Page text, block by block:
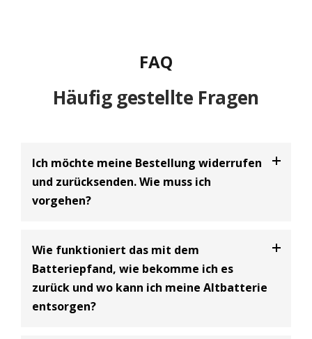
FAQ
Häufig gestellte Fragen
Ich möchte meine Bestellung widerrufen
und zurücksenden. Wie muss ich
vorgehen?
innerhalb von 30 Tagen zu widerrufen
zurückzusenden. Dabei handelt es sich um einen
freiwilligen Kundenservice der BIG Batterie-
Industrie-Germany GmbH und eine Ergänzung zum
Wie funktioniert das mit dem
Batteriepfand, wie bekomme ich es
zurück und wo kann ich meine Altbatterie
entsorgen?